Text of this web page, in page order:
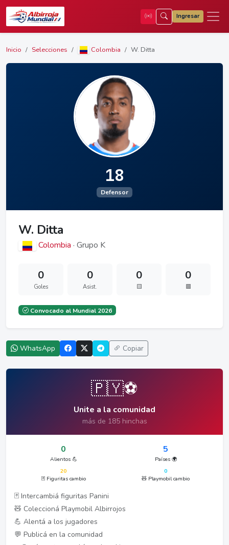
Ingresar
Inicio Selecciones Colombia W. Ditta
18
Defensor
W. Ditta
Colombia · Grupo K
0
Goles
0
Asist.
0
🟨
0
🟥
Convocado al Mundial 2026
WhatsApp Copiar
🇵🇾⚽
Unite a la comunidad
más de 185 hinchas
0
Alientos 💪
5
Países 🌍
20
🃏 Figuritas cambio
0
🧸 Playmobil cambio
🃏 Intercambiá figuritas Panini
🧸 Coleccioná Playmobil Albirrojos
💪 Alentá a los jugadores
💬 Publicá en la comunidad